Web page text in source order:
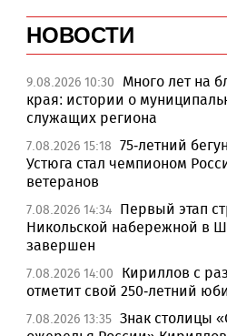
НОВОСТИ
9.08.2026 10:30
Много лет на
края: истории о
служащих региона
7.08.2026 15:18 75-летний
Устюга стал чемпионом
ветеранов
7.08.2026 14:34 Первый этап
Никольской набережной в
завершен
7.08.2026 14:00
Кириллов с
отметит свой 250-летний
7.08.2026 13:35 Знак столицы